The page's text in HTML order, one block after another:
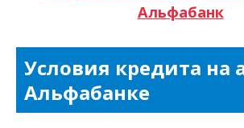
Альфабанк
Условия кредита на
Альфабанке